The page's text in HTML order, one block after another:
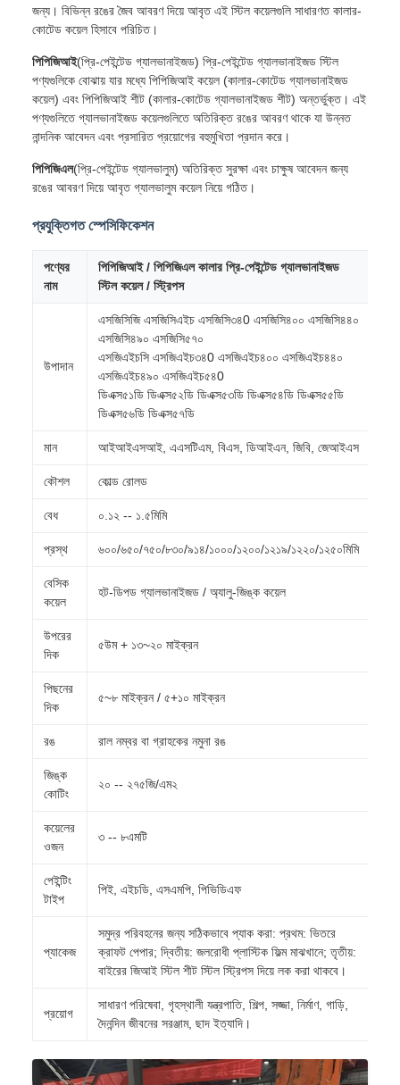
জন্য। বিভিন্ন রঙের জৈব আবরণ দিয়ে আবৃত এই স্টিল কয়েলগুলি সাধারণত কালার-
কোটেড কয়েল হিসাবে পরিচিত।
পিপিজিআই(প্রি-পেইন্টেড গ্যালভানাইজড) প্রি-পেইন্টেড গ্যালভানাইজড স্টিল
পণ্যগুলিকে বোঝায় যার মধ্যে পিপিজিআই কয়েল (কালার-কোটেড গ্যালভানাইজড
কয়েল) এবং পিপিজিআই শীট (কালার-কোটেড গ্যালভানাইজড শীট) অন্তর্ভুক্ত। এই
পণ্যগুলিতে গ্যালভানাইজড কয়েলগুলিতে অতিরিক্ত রঙের আবরণ থাকে যা উন্নত
নান্দনিক আবেদন এবং প্রসারিত প্রয়োগের বহুমুখিতা প্রদান করে।
পিপিজিএল(প্রি-পেইন্টেড গ্যালভালুম) অতিরিক্ত সুরক্ষা এবং চাক্ষুষ আবেদন জন্য
রঙের আবরণ দিয়ে আবৃত গ্যালভালুম কয়েল নিয়ে গঠিত।
প্রযুক্তিগত স্পেসিফিকেশন
পণ্যের
নাম
পিপিজিআই / পিপিজিএল কালার প্রি-পেইন্টেড গ্যালভানাইজড
স্টিল কয়েল / স্ট্রিপস
উপাদান
এসজিসিজি এসজিসিএইচ এসজিসি৩৪0 এসজিসি৪০০ এসজিসি৪৪০
এসজিসি৪৯০ এসজিসি৫৭০
এসজিএইচসি এসজিএইচ৩৪0 এসজিএইচ৪০০ এসজিএইচ৪৪০
এসজিএইচ৪৯০ এসজিএইচ৫৪0
ডিএক্স৫১ডি ডিএক্স৫২ডি ডিএক্স৫৩ডি ডিএক্স৫৪ডি ডিএক্স৫৫ডি
ডিএক্স৫৬ডি ডিএক্স৫৭ডি
মান আইআইএসআই, এএসটিএম, বিএস, ডিআইএন, জিবি, জেআইএস
কৌশল কোল্ড রোলড
বেধ ০.১২ -- ১.৫মিমি
প্রস্থ ৬০০/৬৫০/৭৫০/৮৩০/৯১৪/১০০০/১২০০/১২১৯/১২২০/১২৫০মিমি
বেসিক
কয়েল
হট-ডিপড গ্যালভানাইজড / অ্যালু-জিঙ্ক কয়েল
উপরের
দিক
৫উম + ১৩~২০ মাইক্রন
পিছনের
দিক
৫~৮ মাইক্রন / ৫+১০ মাইক্রন
রঙ রাল নম্বর বা গ্রাহকের নমুনা রঙ
জিঙ্ক
কোটিং
২০ -- ২৭৫জি/এম২
কয়েলের
ওজন
৩ -- ৮এমটি
পেইন্টিং
টাইপ
পিই, এইচডি, এসএমপি, পিভিডিএফ
প্যাকেজ
সমুদ্র পরিবহনের জন্য সঠিকভাবে প্যাক করা: প্রথম: ভিতরে
ক্রাফট পেপার; দ্বিতীয়: জলরোধী প্লাস্টিক ফিল্ম মাঝখানে; তৃতীয়:
বাইরের জিআই স্টিল শীট স্টিল স্ট্রিপস দিয়ে লক করা থাকবে।
প্রয়োগ
সাধারণ পরিষেবা, গৃহস্থালী যন্ত্রপাতি, শিল্প, সজ্জা, নির্মাণ, গাড়ি,
দৈনন্দিন জীবনের সরঞ্জাম, ছাদ ইত্যাদি।